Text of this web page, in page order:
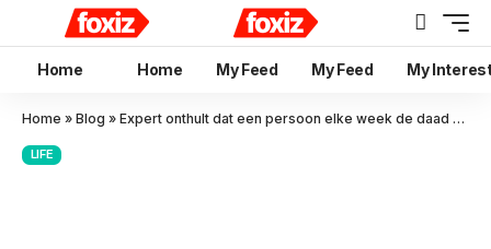
Home Home My Feed My Feed My
Home » Blog » Expert onthult dat een persoon elke week de daad zou moeten doen
LIFE